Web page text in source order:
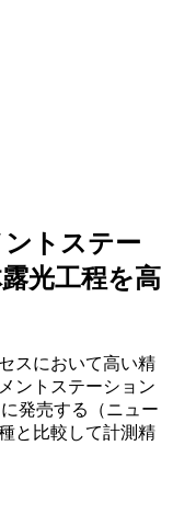
トステー
光工程を高
スにおいて高い精
ントステーション
に発売する（ニュー
と比較して計測精